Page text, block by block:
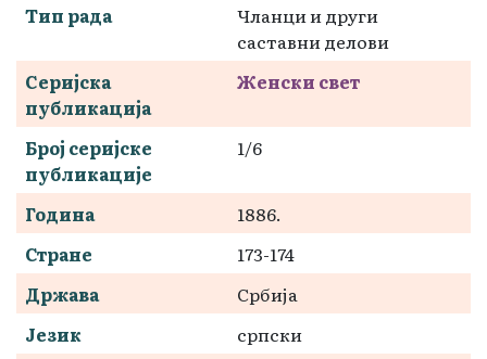
Тип рада
Чланци и други
саставни делови
Серијска
публикација
Женски свет
Број серијске
публикације
1/6
Година
1886.
Стране
173-174
Држава
Србија
Језик
српски